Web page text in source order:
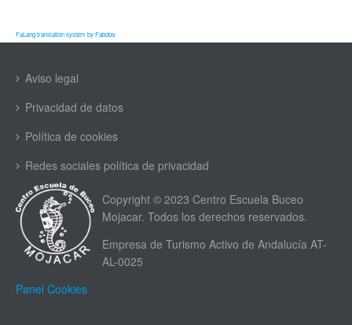
FaLang translation system by Faboba
Aviso legal
Privacidad de datos
Política de cookies
Redes sociales política de privacidad
Copyright © 2023 Centro Escuela Buceo
Mojacar. Todos los derechos reservados.
Empresa de Turismo Activo de Andalucía AT-
AL-0025
Panel Cookies